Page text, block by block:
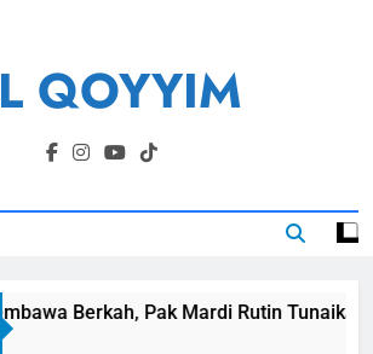
QOYYIM
Al Qoyyim Sukoharjo
Berkah, Pak Mardi Rutin Tunaikan